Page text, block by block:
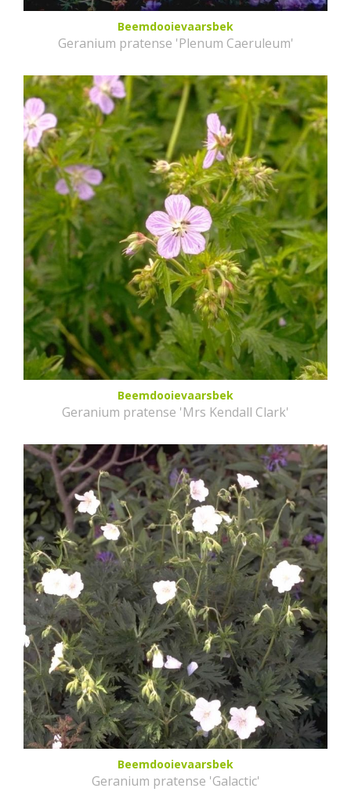
Beemdooievaarsbek
Geranium pratense 'Plenum Caeruleum'
Beemdooievaarsbek
Geranium pratense 'Mrs Kendall Clark'
Beemdooievaarsbek
Geranium pratense 'Galactic'